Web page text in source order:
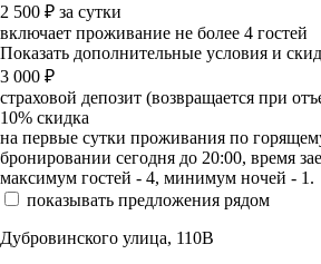
2 500 ₽ за сутки
включает проживание не более 4 гостей
Показать дополнительные условия и
3 000 ₽
страховой депозит (возвращается при
10% скидка
на первые сутки проживания по
бронировании сегодня до 20:00, время
максимум гостей - 4, минимум ночей - 1.
показывать предложения рядом
Дубровинского улица, 110В